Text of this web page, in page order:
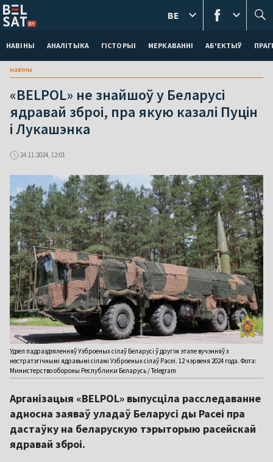
НАВІНЫ АНАЛІТЫКА ГІСТОРЫІ МЕРКАВАННI АБ'ЕКТЫЎ
BE
навіны
«BELPOL» не знайшоў у Беларусі
ядравай зброі, пра якую казалі Пуцін
і Лукашэнка
24.11.2024, 12:01
Удзел падраздзяленняў Узброеных сілаў Беларусі ў другім этапе вучэнняў з
нестратэгічнымі ядравымі сіламі Узброеных сілаў Расеі. 12 чэрвеня 2024 года. Фота:
Министерство обороны Республики Беларусь / Telegram
Арганізацыя «BELPOL» выпусціла расследаванне
адносна заяваў уладаў Беларусі ды Расеі пра
дастаўку на беларускую тэрыторыю расейскай
ядравай зброі.